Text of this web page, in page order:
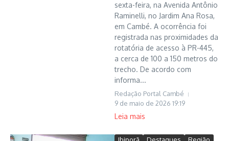
sexta-feira, na Avenida Antônio
Raminelli, no Jardim Ana Rosa,
em Cambé. A ocorrência foi
registrada nas proximidades da
rotatória de acesso à PR-445,
a cerca de 100 a 150 metros do
trecho. De acordo com
informa...
Redação Portal Cambé
9 de maio de 2026 19:19
Leia mais